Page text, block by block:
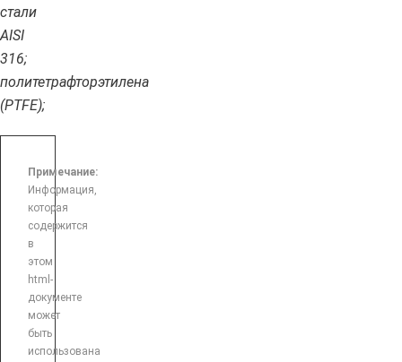
стали
AISI
316;
политетрафторэтилена
(PTFE);
Примечание:
Информация,
которая
содержится
в
этом
html-
документе
может
быть
использована